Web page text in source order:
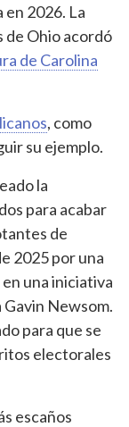
2026. La
Ohio acordó
de Carolina
, como
su ejemplo.
la
para acabar
de
2025 por una
una iniciativa
Newsom.
para que se
electorales
escaños